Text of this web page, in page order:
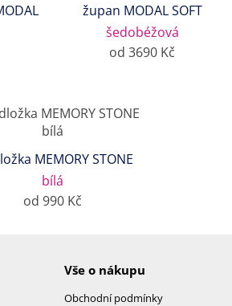
župan MODAL SOFT
šedobéžová
od 3690 Kč
MEMORY STONE
bílá
od 990 Kč
Vše o nákupu
Obchodní podmínky